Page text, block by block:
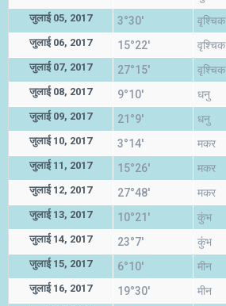
जुलाई 05, 2017 3°30' वृश्चिक
जुलाई 06, 2017 15°22' वृश्चिक
जुलाई 07, 2017 27°15' वृश्चिक
जुलाई 08, 2017 9°10' धनु
जुलाई 09, 2017 21°9' धनु
जुलाई 10, 2017 3°14' मकर
जुलाई 11, 2017 15°26' मकर
जुलाई 12, 2017 27°48' मकर
जुलाई 13, 2017 10°21' कुंभ
जुलाई 14, 2017 23°7' कुंभ
जुलाई 15, 2017 6°10' मीन
जुलाई 16, 2017 19°30' मीन